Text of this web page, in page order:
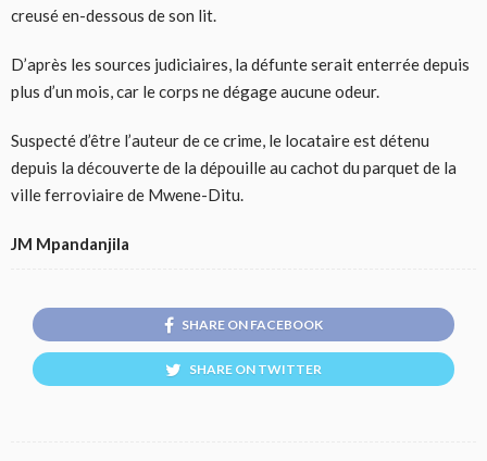
creusé en-dessous de son lit.
D’après les sources judiciaires, la défunte serait enterrée depuis
plus d’un mois, car le corps ne dégage aucune odeur.
Suspecté d’être l’auteur de ce crime, le locataire est détenu
depuis la découverte de la dépouille au cachot du parquet de la
ville ferroviaire de Mwene-Ditu.
JM Mpandanjila
SHARE ON FACEBOOK
SHARE ON TWITTER